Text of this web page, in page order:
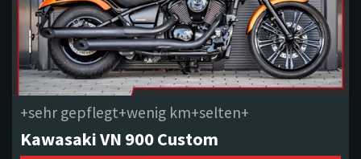
+sehr gepflegt+wenig km+selten+
Kawasaki VN 900 Custom